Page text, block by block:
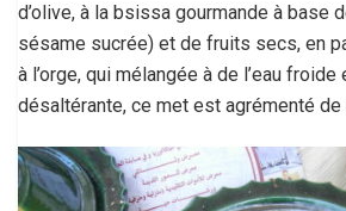
d’olive, à la bsissa gourmande à base
sésame sucrée) et de fruits secs, en
à l’orge, qui mélangée à de l’eau
désaltérante, ce met est agrémenté